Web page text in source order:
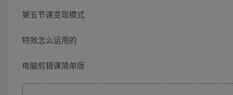
第五节课变现模式
特效怎么运用的
电脑剪辑课简单版